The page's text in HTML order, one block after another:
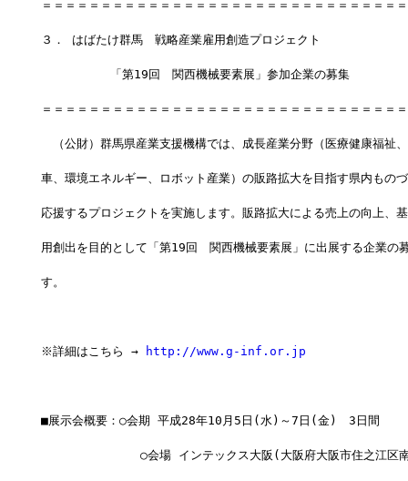
＝＝＝＝＝＝＝＝＝＝＝＝＝＝＝＝＝＝＝＝＝＝＝＝＝＝＝＝＝＝
３． はばたけ群馬　戦略産業雇用創造プロジェクト
「第19回　関西機械要素展」参加企業の募集
＝＝＝＝＝＝＝＝＝＝＝＝＝＝＝＝＝＝＝＝＝＝＝＝＝＝＝＝＝＝
（公財）群馬県産業支援機構では、成長産業分野（医療健康福祉
車、環境エネルギー、ロボット産業）の販路拡大を目指す県内もの
応援するプロジェクトを実施します。販路拡大による売上の向上、
用創出を目的として「第19回　関西機械要素展」に出展する企業の
す。
※詳細はこちら → http://www.g-inf.or.jp
■展示会概要：○会期 平成28年10月5日(水)～7日(金)　3日間
○会場 インテックス大阪(大阪府大阪市住之江区南